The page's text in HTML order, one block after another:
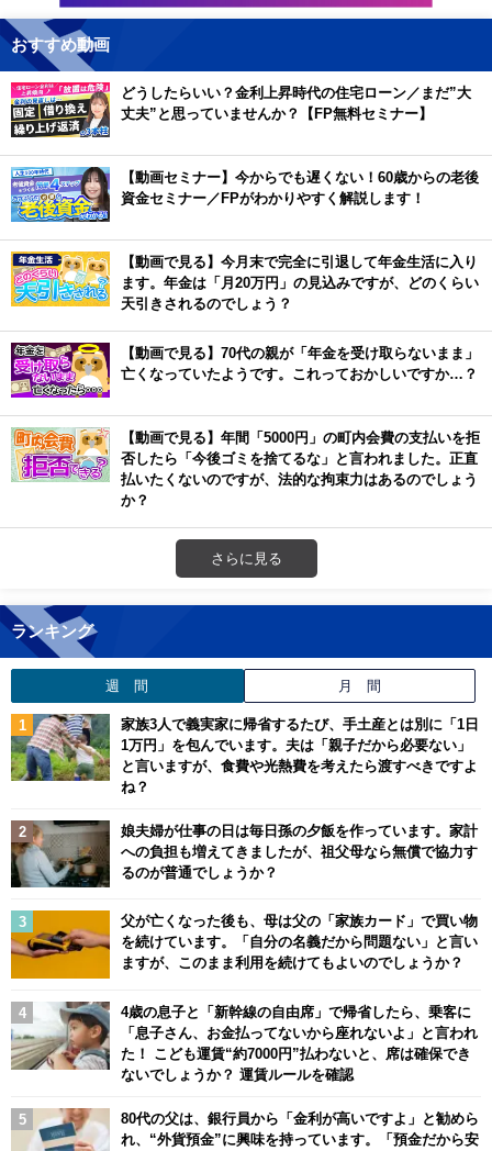
おすすめ動画
どうしたらいい？金利上昇時代の住宅ローン／まだ”大
丈夫”と思っていませんか？【FP無料セミナー】
【動画セミナー】今からでも遅くない！60歳からの老後
資金セミナー／FPがわかりやすく解説します！
【動画で見る】今月末で完全に引退して年金生活に入り
ます。年金は「月20万円」の見込みですが、どのくらい
天引きされるのでしょう？
【動画で見る】70代の親が「年金を受け取らないまま」
亡くなっていたようです。これっておかしいですか…？
【動画で見る】年間「5000円」の町内会費の支払いを拒
否したら「今後ゴミを捨てるな」と言われました。正直
払いたくないのですが、法的な拘束力はあるのでしょう
か？
さらに見る
ランキング
週 間 月 間
家族3人で義実家に帰省するたび、手土産とは別に「1日
1万円」を包んでいます。夫は「親子だから必要ない」
と言いますが、食費や光熱費を考えたら渡すべきですよ
ね？
娘夫婦が仕事の日は毎日孫の夕飯を作っています。家計
への負担も増えてきましたが、祖父母なら無償で協力す
るのが普通でしょうか？
父が亡くなった後も、母は父の「家族カード」で買い物
を続けています。「自分の名義だから問題ない」と言い
ますが、このまま利用を続けてもよいのでしょうか？
4歳の息子と「新幹線の自由席」で帰省したら、乗客に
「息子さん、お金払ってないから座れないよ」と言われ
た！ こども運賃“約7000円”払わないと、席は確保でき
ないでしょうか？ 運賃ルールを確認
80代の父は、銀行員から「金利が高いですよ」と勧めら
れ、“外貨預金”に興味を持っています。「預金だから安